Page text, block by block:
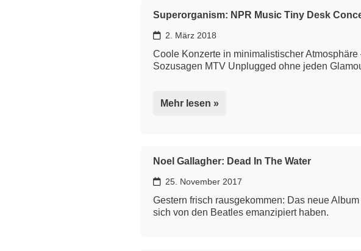
Superorganism: NPR Music Tiny Desk
2. März 2018
Coole Konzerte in minimalistischer
Sozusagen MTV Unplugged ohne jeden
Mehr lesen »
Noel Gallagher: Dead In The Water
25. November 2017
Gestern frisch rausgekommen: Das neue
sich von den Beatles emanzipiert haben.